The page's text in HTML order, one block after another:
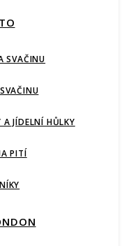
SVAČINU
A JÍDELNÍ HŮLKY
PITÍ